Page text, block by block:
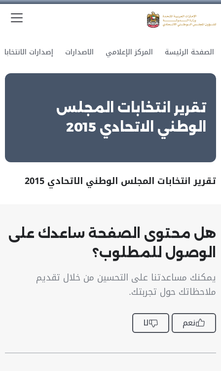
الصفحة الرئيسة المركز الإعلامي الاصدارات إصدارات
تقرير انتخابات المجلس
الوطني الاتحادي 2015
تقرير انتخابات المجلس الوطني الاتحادي 2015
هل محتوى الصفحة ساعدك على
الوصول للمطلوب؟
يمكنك مساعدتنا على التحسين من خلال تقديم
ملاحظاتك حول تجربتك.
نعم لا